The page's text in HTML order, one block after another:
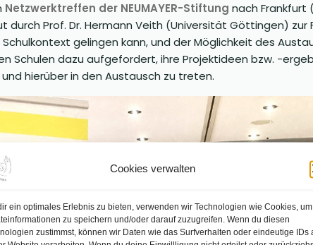
Cookies verwalten
ein optimales Erlebnis zu bieten, verwenden wir Technologien wie Cookies, um
zu speichern und/oder darauf zuzugreifen. Wenn du diesen
zustimmst, können wir Daten wie das Surfverhalten oder eindeutige IDs
Netzwerktreffen der NEUMAYER-Stiftung nach Frankfurt
durch Prof. Dr. Hermann Veith (Universität Göttingen) zur
Schulkontext gelingen kann, und der Möglichkeit des
Schulen dazu aufgefordert, ihre Projektideen bzw. -
hierüber in den Austausch zu treten.